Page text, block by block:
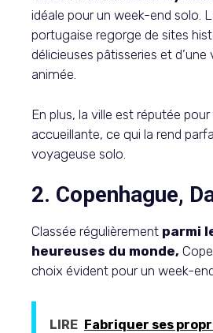
idéale pour un week-end solo.
portugaise regorge de sites
délicieuses pâtisseries et
animée.
En plus, la ville est réputée
accueillante, ce qui la rend
voyageuse solo.
2. Copenhague,
Classée régulièrement parmi
heureuses du monde,
choix évident pour un week-
LIRE Fabriquer ses